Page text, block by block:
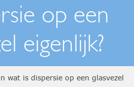
op een
eigenlijk?
wat is dispersie op een glasvezel